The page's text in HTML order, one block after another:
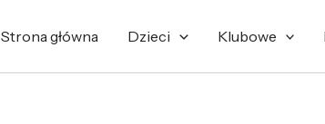
Strona główna Dzieci Klubowe